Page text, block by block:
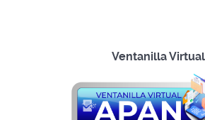
Ventanilla Virtual